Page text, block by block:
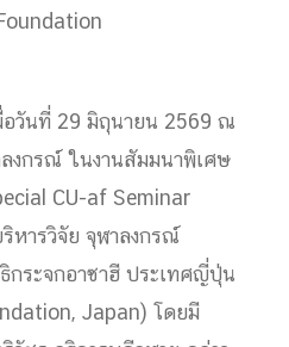
วันที่ 29 มิถุนายน 2569 ณ
งกรณ์ ในงานสัมมนาพิเศษ
CU-af Seminar
หารวิจัย จุฬาลงกรณ์
ระจกอาซาฮี ประเทศญี่ปุ่น
Japan) โดยมี